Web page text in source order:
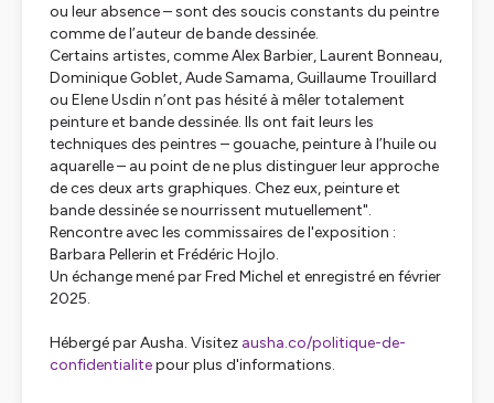
ou leur absence – sont des soucis constants du peintre
comme de l’auteur de bande dessinée.
Certains artistes, comme Alex Barbier, Laurent Bonneau,
Dominique Goblet, Aude Samama, Guillaume Trouillard
ou Elene Usdin n’ont pas hésité à mêler totalement
peinture et bande dessinée. Ils ont fait leurs les
techniques des peintres – gouache, peinture à l’huile ou
aquarelle – au point de ne plus distinguer leur approche
de ces deux arts graphiques. Chez eux, peinture et
bande dessinée se nourrissent mutuellement".
Rencontre avec les commissaires de l'exposition :
Barbara Pellerin et Frédéric Hojlo.
Un échange mené par Fred Michel et enregistré en février
2025.
Hébergé par Ausha. Visitez ausha.co/politique-de-
confidentialitepour plus d'informations.